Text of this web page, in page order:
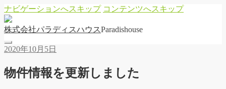
ナビゲーションへスキップ コンテンツへスキップ
株式会社パラディ スハウ スParadishouse
2020年10月5日
物件情報を更新しました